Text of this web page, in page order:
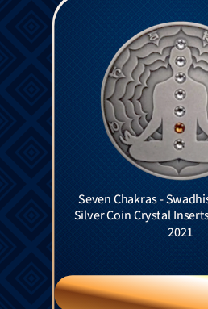
Seven Chakras -
Silver Coin Crystal
2021